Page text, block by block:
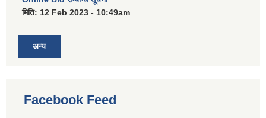
मिति: 12 Feb 2023 - 10:49am
अन्य
Facebook Feed